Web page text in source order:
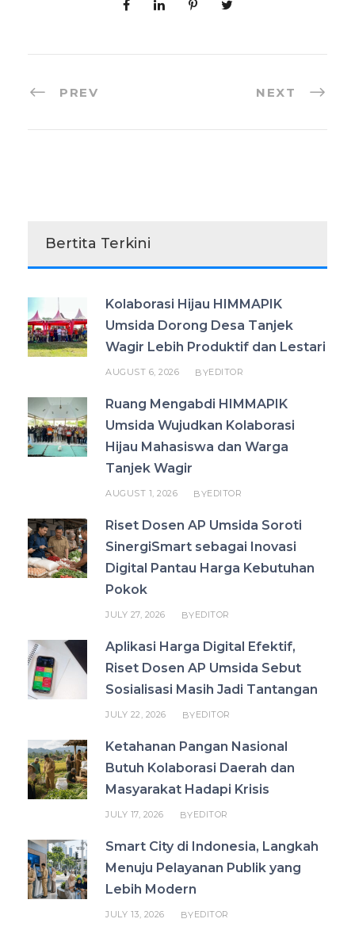
PREV NEXT
Bertita Terkini
Kolaborasi Hijau HIMMAPIK
Umsida Dorong Desa Tanjek
Wagir Lebih Produktif dan Lestari
AUGUST 6, 2026 BYEDITOR
Ruang Mengabdi HIMMAPIK
Umsida Wujudkan Kolaborasi
Hijau Mahasiswa dan Warga
Tanjek Wagir
AUGUST 1, 2026 BYEDITOR
Riset Dosen AP Umsida Soroti
SinergiSmart sebagai Inovasi
Digital Pantau Harga Kebutuhan
Pokok
JULY 27, 2026 BYEDITOR
Aplikasi Harga Digital Efektif,
Riset Dosen AP Umsida Sebut
Sosialisasi Masih Jadi Tantangan
JULY 22, 2026 BYEDITOR
Ketahanan Pangan Nasional
Butuh Kolaborasi Daerah dan
Masyarakat Hadapi Krisis
JULY 17, 2026 BYEDITOR
Smart City di Indonesia, Langkah
Menuju Pelayanan Publik yang
Lebih Modern
JULY 13, 2026 BYEDITOR